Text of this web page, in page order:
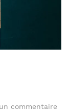
commentaire